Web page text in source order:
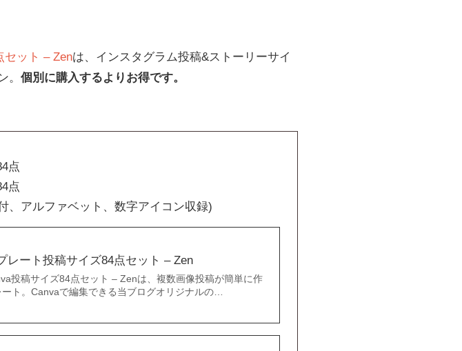
セット – Zenは、インスタグラム投稿&ストーリーサイ
。 個別に購入するよりお得です。
点
点
、アルファベット、数字アイコン収録)
レート投稿サイズ84点セット – Zen
投稿サイズ84点セット – Zenは、複数画像投稿が簡単に作
ト。Canvaで編集できる当ブログオリジナルの…